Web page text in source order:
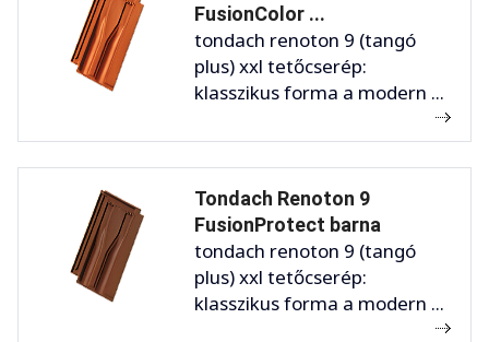
FusionColor ...
tondach renoton 9 (tangó
plus) xxl tetőcserép:
klasszikus forma a modern ...
Tondach Renoton 9
FusionProtect barna
tondach renoton 9 (tangó
plus) xxl tetőcserép:
klasszikus forma a modern ...